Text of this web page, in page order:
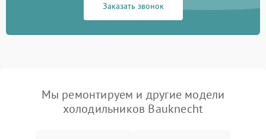
Заказать звонок
Мы ремонтируем и другие модели
холодильников Bauknecht